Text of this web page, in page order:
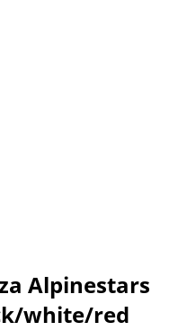
Alpinestars
white/red